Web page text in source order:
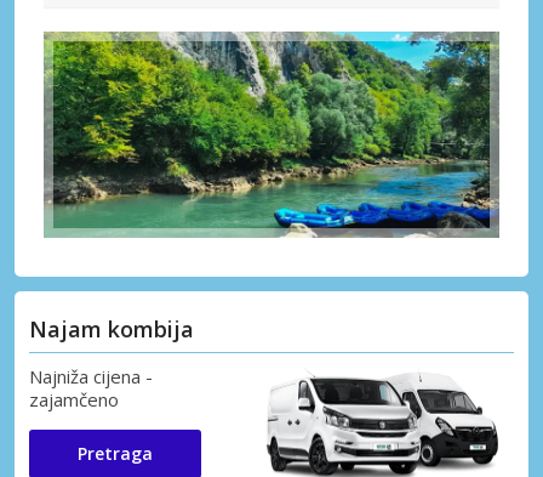
Najam kombija
Najniža cijena -
zajamčeno
Pretraga